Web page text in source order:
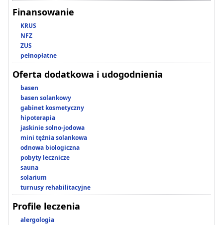
Finansowanie
KRUS
NFZ
ZUS
pełnopłatne
Oferta dodatkowa i udogodnienia
basen
basen solankowy
gabinet kosmetyczny
hipoterapia
jaskinie solno-jodowa
mini tężnia solankowa
odnowa biologiczna
pobyty lecznicze
sauna
solarium
turnusy rehabilitacyjne
Profile leczenia
alergologia